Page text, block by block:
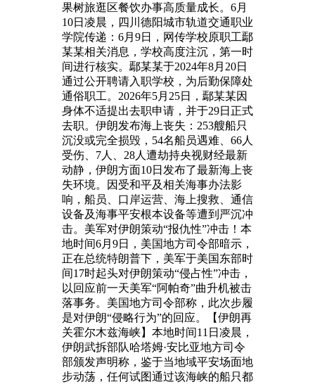
果树旅逛区餐饮办事高质量成长。6月
10日凌晨，四川德阳城市轨道交通职业
学院传递：6月9日，网传学校原职工鄢
某某相关消息，学校高度注沉，第一时
间进行核实。鄢某某于2024年8月20日
通过公开聘请入职学校，为后勤保障处
通俗职工。2026年5月25日，鄢某某因
身体不适提出去职申请，并于29日正式
去职。伊朗发布海上丧失：253艘船只
沉没或完全损毁，54名船员遇难、66人
受伤、7人、28人遭劫持央视财经最新
动静，伊朗方面10日发布了最新海上丧
失环境。因受和平及相关海事办法影
响，船员、口岸运营、海上搜救、通信
设备及海事平安根本设备等遭到严沉冲
击。美军对伊朗策动“报仇性”冲击！本
地时间6月9日，美国地方司令部暗示，
正在总统特朗普下，美军于美国东部时
间17时起头对伊朗策动“侵占性”冲击，
以回应前一天美军“阿帕奇”曲升机被击
落事务。美国地方司令部称，此次步履
是对伊朗“侵略行为”的回应。【伊朗再
关霍尔木兹海峡】本地时间11日凌晨，
伊朗武拆部队哈塔姆·安比亚地方司令
部颁发声明称，鉴于当地域平安场面地
步动荡，任何试图通过该海峡的船只都